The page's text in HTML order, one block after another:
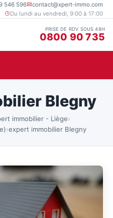
546 596
contact@xpert-immo.com
Du lundi au vendredi, 9:00 à 17:00
PRISE DE RDV SOUS 48H
0800 90 735
Blegny
immobilier - Liège›
›expert immobilier Blegny